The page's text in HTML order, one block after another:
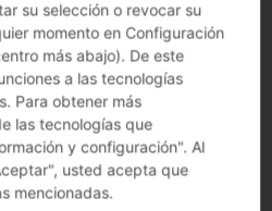
con tornillo optimizado para el
multicomponetes de mayor
su selección o revocar su
momento en Configuración
más abajo). De este
a las tecnologías
Para obtener más
las tecnologías que
y configuración". Al
usted acepta que
mencionadas.